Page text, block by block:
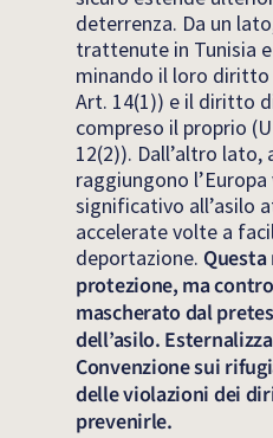
deterrenza. Da un
trattenute in Tunisia
minando il loro diritto
Art. 14(1)) e il diritto
compreso il proprio
12(2)). Dall’altro
raggiungono
significativo all’asilo
accelerate volte a
deportazione.
protezione, ma
mascherato dal
dell’asilo.
Convenzione sui
delle violazioni dei
prevenirle.